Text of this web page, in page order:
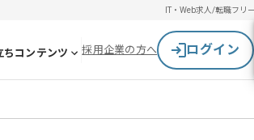
IT・Web求人/転職フリ
ちコンテンツ 採用企業の方へ ログイン